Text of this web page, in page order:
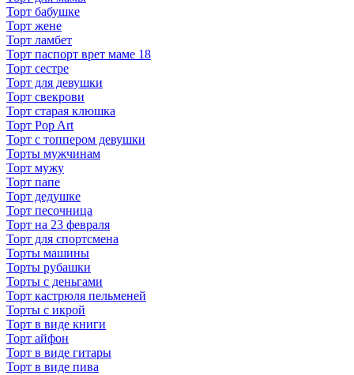
Торт бабушке
Торт жене
Торт ламбет
Торт паспорт врет маме 18
Торт сестре
Торт для девушки
Торт свекрови
Торт старая клюшка
Торт Pop Art
Торт с топпером девушки
Торты мужчинам
Торт мужу
Торт папе
Торт дедушке
Торт песочница
Торт на 23 февраля
Торт для спортсмена
Торты машины
Торты рубашки
Торты с деньгами
Торт кастрюля пельменей
Торты с икрой
Торт в виде книги
Торт айфон
Торт в виде гитары
Торт в виде пива